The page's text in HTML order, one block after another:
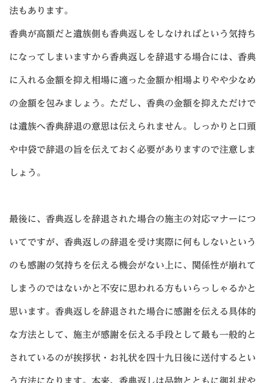
法もあります。
香典が高額だと遺族側も香典返しをしなければという気持ち
になってしまいますから香典返しを辞退する場合には、香典
に入れる金額を抑え相場に適った金額か相場よりやや少なめ
の金額を包みましょう。ただし、香典の金額を抑えただけで
は遺族へ香典辞退の意思は伝えられません。しっかりと口頭
や中袋で辞退の旨を伝えておく必要がありますので注意しま
しょう。
最後に、香典返しを辞退された場合の施主の対応マナーにつ
いてですが、香典返しの辞退を受け実際に何もしないという
のも感謝の気持ちを伝える機会がない上に、関係性が崩れて
しまうのではないかと不安に思われる方もいらっしゃるかと
思います。香典返しを辞退された場合に感謝を伝える具体的
な方法として、施主が感謝を伝える手段として最も一般的と
されているのが挨拶状・お礼状を四十九日後に送付するとい
う方法になります。本来、香典返しは品物とともに御礼状や